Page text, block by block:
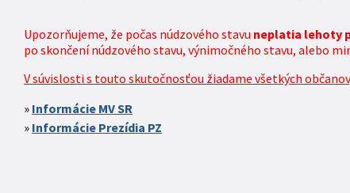
Upozorňujeme, že počas núdzového stavu neplatia lehoty
po skončení núdzového stavu, výnimočného stavu, alebo
V súvislosti s touto skutočnosťou žiadame všetkých
Informácie MV SR
Informácie Prezídia PZ